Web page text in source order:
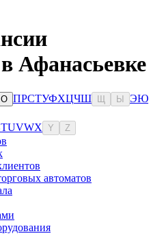
Афанасьевке
О ПРСТУФХЦЧШ Ы ЭЮ
TUVWX Y Z
автоматов